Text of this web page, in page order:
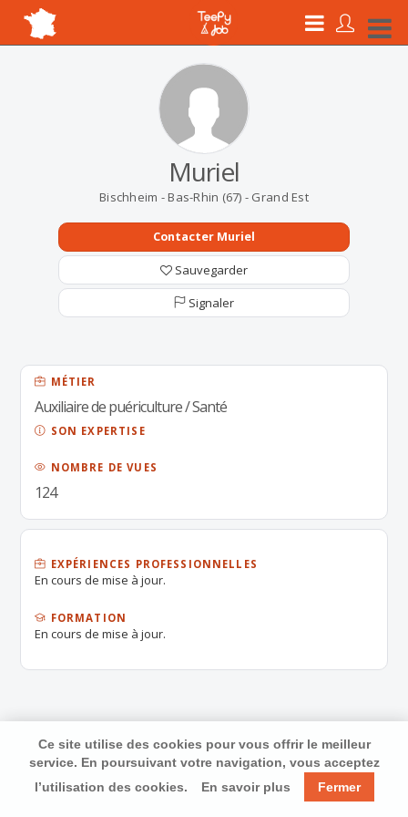
Muriel
Bischheim - Bas-Rhin (67) - Grand Est
Contacter Muriel
Sauvegarder
Signaler
MÉTIER
Auxiliaire de puériculture / Santé
SON EXPERTISE
NOMBRE DE VUES
124
EXPÉRIENCES PROFESSIONNELLES
En cours de mise à jour.
FORMATION
En cours de mise à jour.
Ce site utilise des cookies pour vous offrir le meilleur
service. En poursuivant votre navigation, vous acceptez
l’utilisation des cookies.
En savoir plus Fermer